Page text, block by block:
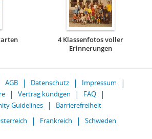
4 Klassenfotos voller
Erinnerungen
AGB Datenschutz
Impressum
Vertrag kündigen
FAQ
Guidelines
Barrierefreiheit
Frankreich Schweden